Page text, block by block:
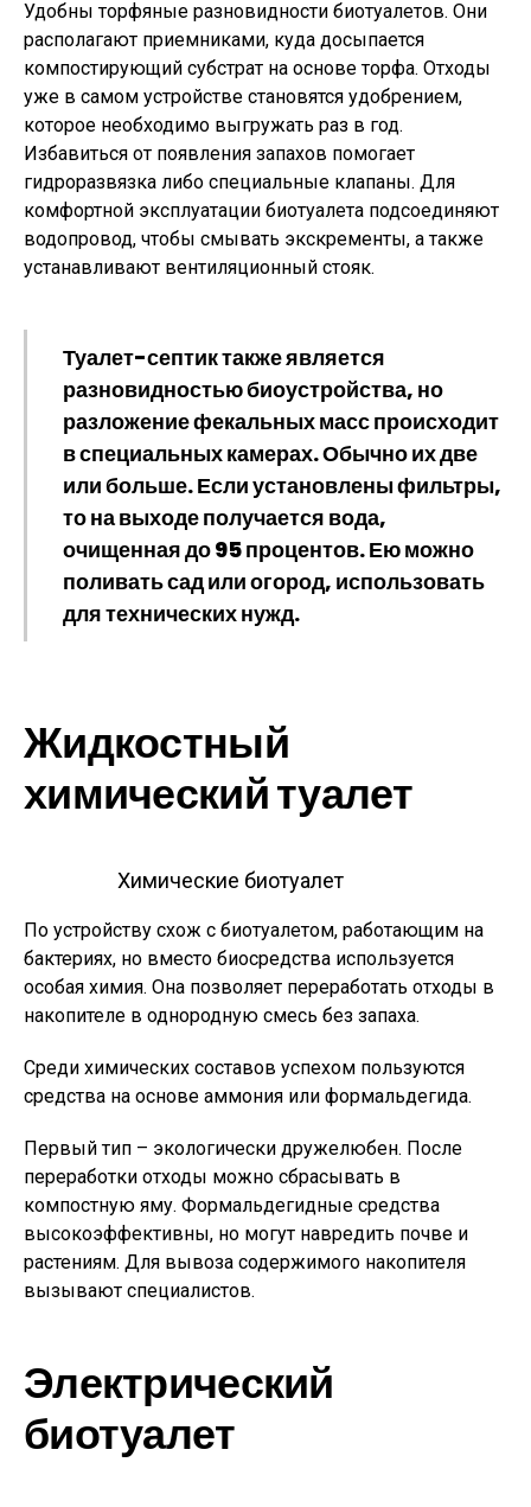
Удобны торфяные разновидности биотуалетов. Они
располагают приемниками, куда досыпается
компостирующий субстрат на основе торфа. Отходы
уже в самом устройстве становятся удобрением,
которое необходимо выгружать раз в год.
Избавиться от появления запахов помогает
гидроразвязка либо специальные клапаны. Для
комфортной эксплуатации биотуалета подсоединяют
водопровод, чтобы смывать экскременты, а также
устанавливают вентиляционный стояк.
Туалет-септик также является
разновидностью биоустройства, но
разложение фекальных масс происходит
в специальных камерах. Обычно их две
или больше. Если установлены фильтры,
то на выходе получается вода,
очищенная до 95 процентов. Ею можно
поливать сад или огород, использовать
для технических нужд.
Жидкостный
химический туалет
Химические биотуалет
По устройству схож с биотуалетом, работающим на
бактериях, но вместо биосредства используется
особая химия. Она позволяет переработать отходы в
накопителе в однородную смесь без запаха.
Среди химических составов успехом пользуются
средства на основе аммония или формальдегида.
Первый тип – экологически дружелюбен. После
переработки отходы можно сбрасывать в
компостную яму. Формальдегидные средства
высокоэффективны, но могут навредить почве и
растениям. Для вывоза содержимого накопителя
вызывают специалистов.
Электрический
биотуалет